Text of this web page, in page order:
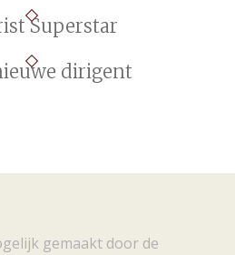
Superstar
dirigent
gemaakt door de